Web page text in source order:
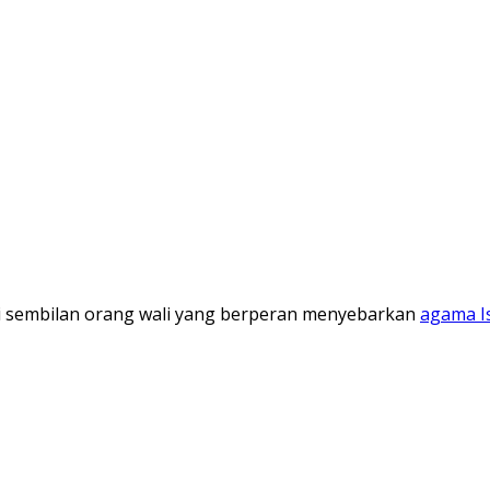
orang wali yang berperan menyebarkan agama